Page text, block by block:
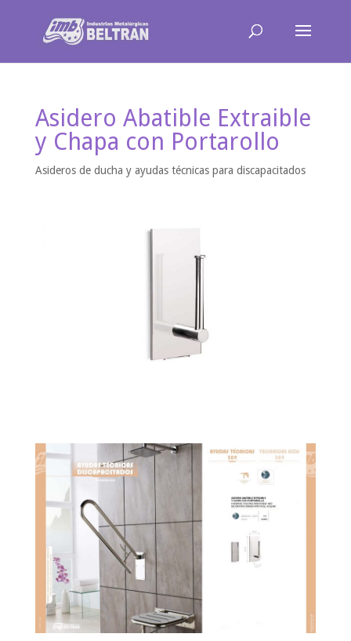
Asidero Abatible Extraible
y Chapa con Portarollo
Asideros de ducha y ayudas técnicas para discapacitados